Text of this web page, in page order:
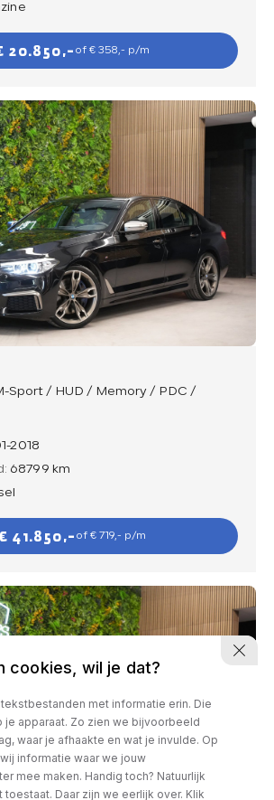
20.850,- of € 358,- p/m
Sport / HUD / Memory / PDC /
2018
68799 km
€ 41.850,- of € 719,- p/m
cookies, wil je dat?
met informatie erin. Die
je apparaat. Zo zien we bijvoorbeeld
waar je afhaakte en wat je invulde. Op
informatie waar we jouw
mee maken. Handig toch? Natuurlijk
Daar zijn we eerlijk over. Klik